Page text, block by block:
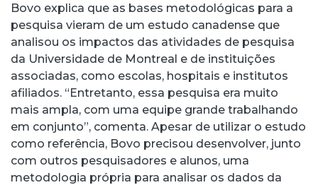
Bovo explica que as bases metodológicas para a
pesquisa vieram de um estudo canadense que
analisou os impactos das atividades de pesquisa
da Universidade de Montreal e de instituições
associadas, como escolas, hospitais e institutos
afiliados. “Entretanto, essa pesquisa era muito
mais ampla, com uma equipe grande trabalhando
em conjunto”, comenta. Apesar de utilizar o estudo
como referência, Bovo precisou desenvolver, junto
com outros pesquisadores e alunos, uma
metodologia própria para analisar os dados da